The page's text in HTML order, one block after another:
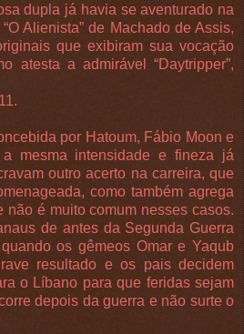
dupla já havia se aventurado na
Alienista” de Machado de Assis,
que exibiram sua vocação
atesta a admirável “Daytripper”,
por Hatoum, Fábio Moon e
mesma intensidade e fineza já
outro acerto na carreira, que
como também agrega
não é muito comum nesses casos.
de antes da Segunda Guerra
os gêmeos Omar e Yaqub
resultado e os pais decidem
o Líbano para que feridas sejam
depois da guerra e não surte o